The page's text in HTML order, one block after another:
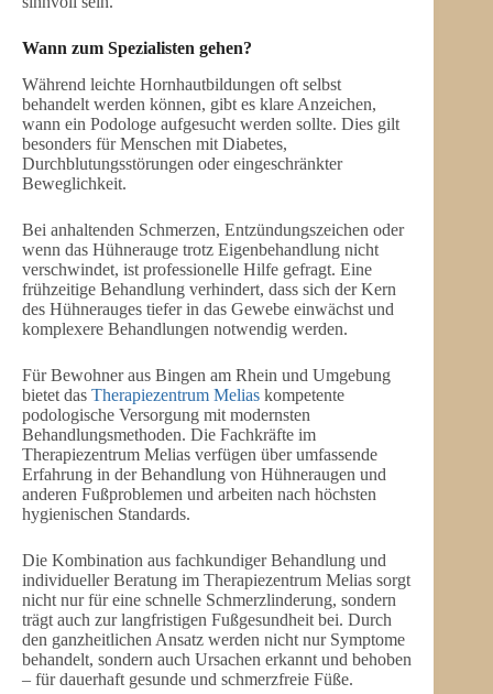
Wann zum Spezialisten gehen?
Während leichte Hornhautbildungen oft selbst
behandelt werden können, gibt es klare Anzeichen,
wann ein Podologe aufgesucht werden sollte. Dies gilt
besonders für Menschen mit Diabetes,
Durchblutungsstörungen oder eingeschränkter
Beweglichkeit.
Bei anhaltenden Schmerzen, Entzündungszeichen oder
wenn das Hühnerauge trotz Eigenbehandlung nicht
verschwindet, ist professionelle Hilfe gefragt. Eine
frühzeitige Behandlung verhindert, dass sich der Kern
des Hühnerauges tiefer in das Gewebe einwächst und
komplexere Behandlungen notwendig werden.
Für Bewohner aus Bingen am Rhein und Umgebung
bietet das Therapiezentrum Melias kompetente
podologische Versorgung mit modernsten
Behandlungsmethoden. Die Fachkräfte im
Therapiezentrum Melias verfügen über umfassende
Erfahrung in der Behandlung von Hühneraugen und
anderen Fußproblemen und arbeiten nach höchsten
hygienischen Standards.
Die Kombination aus fachkundiger Behandlung und
individueller Beratung im Therapiezentrum Melias sorgt
nicht nur für eine schnelle Schmerzlinderung, sondern
trägt auch zur langfristigen Fußgesundheit bei. Durch
den ganzheitlichen Ansatz werden nicht nur Symptome
behandelt, sondern auch Ursachen erkannt und behoben
– für dauerhaft gesunde und schmerzfreie Füße.